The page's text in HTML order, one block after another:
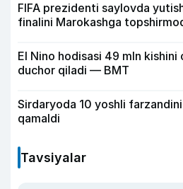
FIFA prezidenti saylovda
finalini Marokashga
El Nino hodisasi 49 mln kishini
duchor qiladi — BMT
Sirdaryoda 10 yoshli
qamaldi
Tavsiyalar